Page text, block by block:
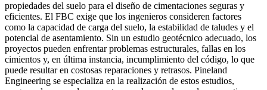
propiedades del suelo para el diseño de cimentaciones seguras y
eficientes. El FBC exige que los ingenieros consideren factores
como la capacidad de carga del suelo, la estabilidad de taludes y el
potencial de asentamiento. Sin un estudio geotécnico adecuado, los
proyectos pueden enfrentar problemas estructurales, fallas en los
cimientos y, en última instancia, incumplimiento del código, lo que
puede resultar en costosas reparaciones y retrasos. Pineland
Engineering se especializa en la realización de estos estudios,